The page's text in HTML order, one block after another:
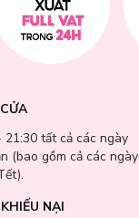
21:30 tất cả các ngày
(bao gồm cả các ngày
NẠI